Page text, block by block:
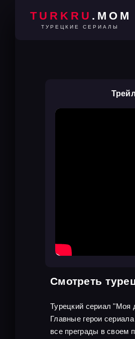
TURKRU .MOM
ТУРЕЦКИЕ СЕРИАЛЫ
Смотреть
Турецкий сериал "Моя
Главные герои
все преграды в своем